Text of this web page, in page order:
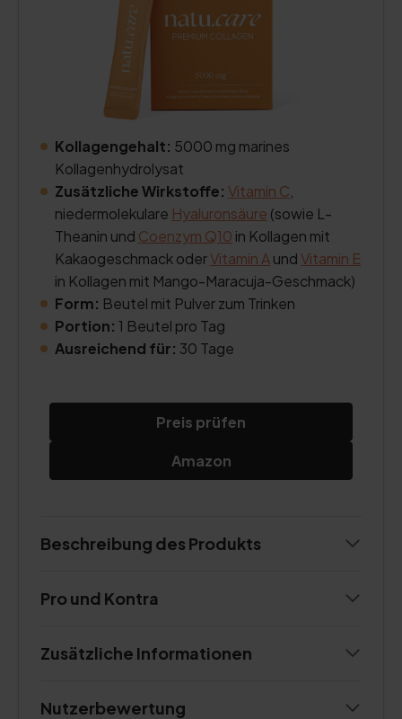
Kollagengehalt: 5000 mg marines
Kollagenhydrolysat
Zusätzliche Wirkstoffe: Vitamin C
niedermolekulare Hyaluronsäure (sowie L-
Theanin und Coenzym Q10 in Kollagen mit
Kakaogeschmack oderVitamin AundVitamin E
in Kollagen mit Mango-Maracuja-Geschmack)
Form: Beutel mit Pulver zum Trinken
Portion: 1 Beutel pro Tag
Ausreichend für: 30 Tage
Preis prüfen
Amazon
Beschreibung des Produkts
Pro und Kontra
Zusätzliche Informationen
Nutzerbewertung